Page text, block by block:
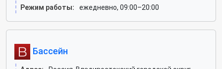
Режим работы:
ежедневно, 09:00–20:00
Бассейн